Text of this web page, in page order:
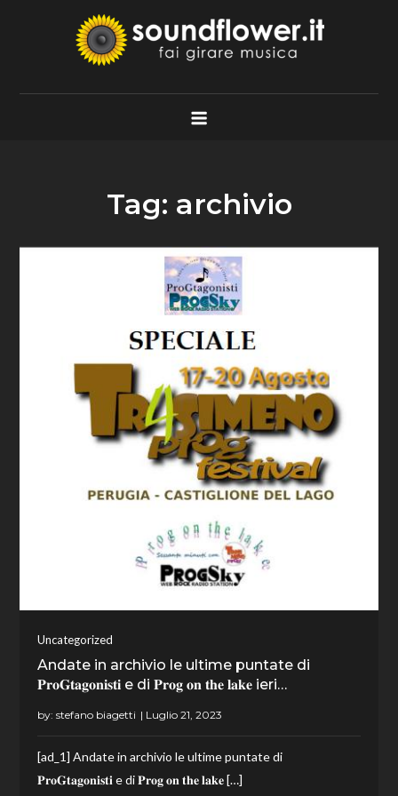
Soundflower.it
Fai Girare Musica
Tag: archivio
Uncategorized
Andate in archivio le ultime puntate di
𝐏𝐫𝐨𝐆𝐭𝐚𝐠𝐨𝐧𝐢𝐬𝐭𝐢 e di 𝐏𝐫𝐨𝐠 𝐨𝐧 𝐭𝐡𝐞 𝐥𝐚𝐤𝐞 ieri…
by:stefano biagetti
[ad_1] Andate in archivio le ultime puntate di
𝐏𝐫𝐨𝐆𝐭𝐚𝐠𝐨𝐧𝐢𝐬𝐭𝐢 e di 𝐏𝐫𝐨𝐠 𝐨𝐧 𝐭𝐡𝐞 𝐥𝐚𝐤𝐞 […]